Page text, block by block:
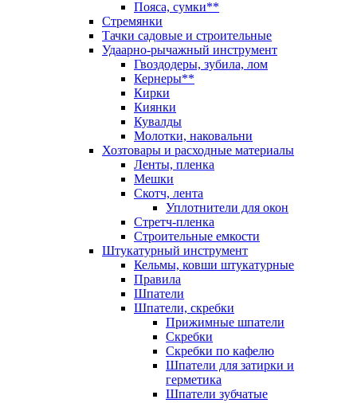
Пояса, сумки**
Стремянки
Тачки садовые и строительные
Удаарно-рычажный инструмент
Гвоздодеры, зубила, лом
Кернеры**
Кирки
Киянки
Кувалды
Молотки, наковальни
Хозтовары и расходные материалы
Ленты, пленка
Мешки
Скотч, лента
Уплотнители для окон
Стретч-пленка
Строительные емкости
Штукатурный инструмент
Кельмы, ковши штукатурные
Правила
Шпатели
Шпатели, скребки
Прижимные шпатели
Скребки
Скребки по кафелю
Шпатели для затирки и
герметика
Шпатели зубчатые